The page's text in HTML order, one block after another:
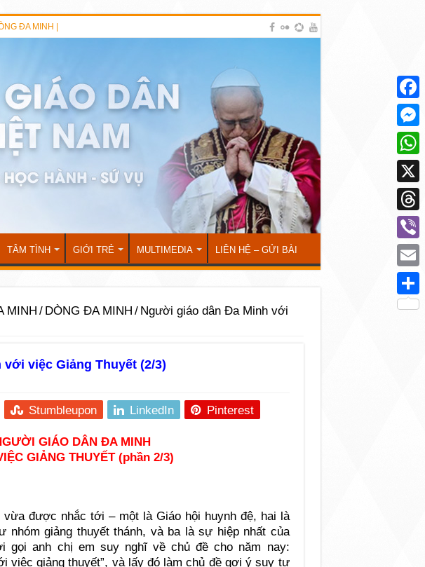
ĐA MINH |
TÂM TÌNH GIỚI TRẺ MULTIMEDIA LIÊN HỆ – GỬI BÀI
MINH / DÒNG ĐA MINH / Người giáo dân Đa Minh với
việc Giảng Thuyết (2/3)
Stumbleupon LinkedIn Pinterest
GIÁO DÂN ĐA MINH
GIẢNG THUYẾT (phần 2/3)
được nhắc tới – một là Giáo hội huynh đệ, hai là
nhóm giảng thuyết thánh, và ba là sự hiệp nhất của
gọi anh chị em suy nghĩ về chủ đề cho năm nay:
việc giảng thuyết”, và lấy đó làm chủ đề gợi ý suy tư
X
Viber